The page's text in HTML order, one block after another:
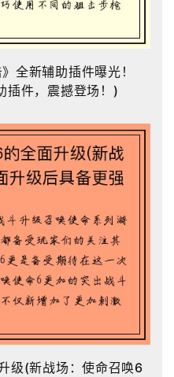
全新辅助插件曝光！
插件，震撼登场！)
级(新战场：使命召唤6